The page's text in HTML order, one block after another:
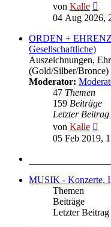
von Kalle
04 Aug 2026,
ORDEN +
Gesellschaftliche)
Auszeichnungen,
(Gold/Silber/Bronce)
Moderator:
47 Themen
159 Beiträge
Letzter Beitrag
von Kalle
05 Feb 2019,
MUSIK - Konzerte,
Themen
Beiträge
Letzter Beitrag